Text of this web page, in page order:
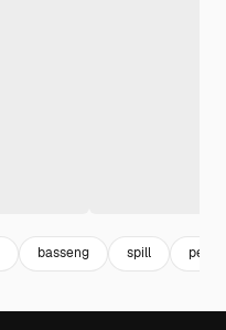
basseng spill